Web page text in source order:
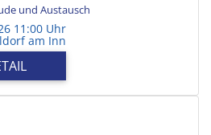
und Austausch
11:00 Uhr
am Inn